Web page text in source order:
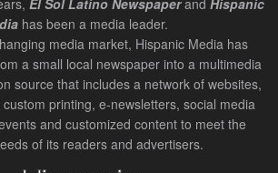
El Sol Latino Newspaperand Hispanic
has been a media leader.
media market, Hispanic Media has
a small local newspaper into a multimedia
source that includes a network of websites,
printing, e-newsletters, social media
and customized content to meet the
of its readers and advertisers.